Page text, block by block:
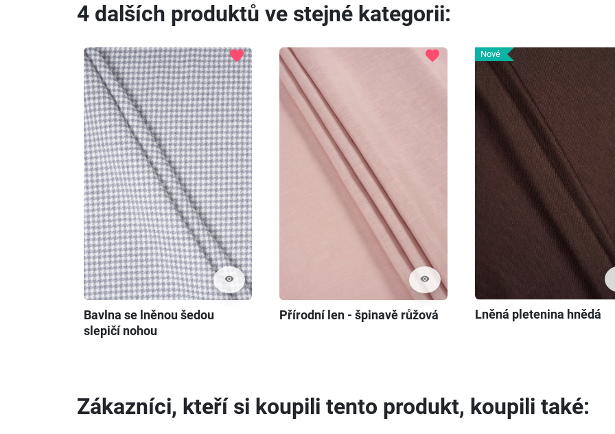
4 dalších produktů ve stejné kategorii:
visibility
favorite
Bavlna se lněnou šedou
slepičí nohou
visibility
favorite
Přírodní len - špinavě růžová
Nové
Lněná pletenina hnědá
Zákazníci, kteří si koupili tento produkt, koupili také: